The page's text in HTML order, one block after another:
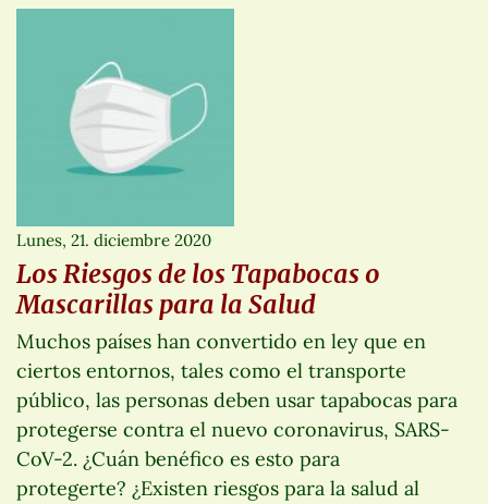
Lunes, 21. diciembre 2020
Los Riesgos de los Tapabocas o
Mascarillas para la Salud
Muchos países han convertido en ley que en
ciertos entornos, tales como el transporte
público, las personas deben usar tapabocas para
protegerse contra el nuevo coronavirus, SARS-
CoV-2. ¿Cuán benéfico es esto para
protegerte? ¿Existen riesgos para la salud al